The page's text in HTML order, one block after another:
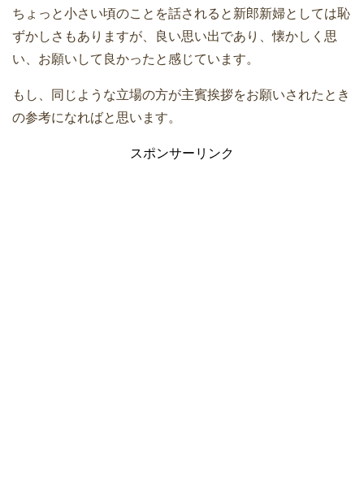
ちょっと小さい頃のことを話されると新郎新婦としては恥
ずかしさもありますが、良い思い出であり、懐かしく思
い、お願いして良かったと感じています。
もし、同じような立場の方が主賓挨拶をお願いされたとき
の参考になればと思います。
スポンサーリンク